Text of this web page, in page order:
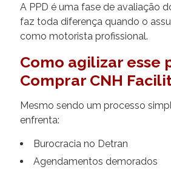
A PPD é uma fase de avaliação
faz toda diferença quando o
como motorista profissional.
Como agilizar esse
Comprar CNH
Mesmo sendo um processo
enfrenta:
Burocracia no Detran
Agendamentos demorados